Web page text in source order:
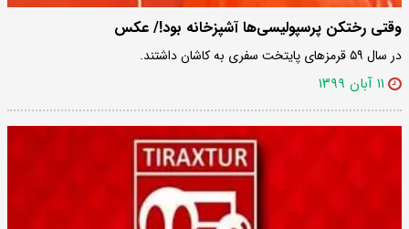
وقتی رختکن پرسپولیسی‌ها آشپزخانه بود!/ عکس
در سال ۵۹ قرمزهای پایتخت سفری به کاشان داشتند.
۱۱ آبان ۱۳۹۹